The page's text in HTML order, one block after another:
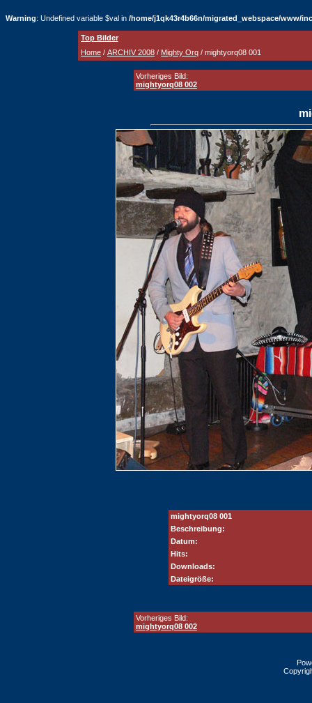
Warning: Undefined variable $val in /home/j1qk43r4b66n/migrated_webspace/www/
Top Bilder
Home / ARCHIV 2008 / Mighty Orq / mightyorq08 001
Vorheriges Bild:
mightyorq08 002
mightyorq08 001
Beschreibung:
Datum:
Hits:
Downloads:
Dateigröße:
Vorheriges Bild:
mightyorq08 002